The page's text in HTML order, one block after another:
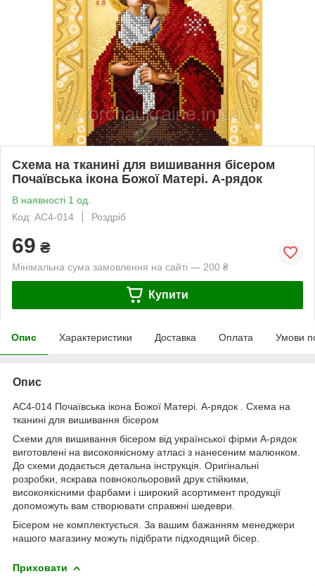
Схема на тканині для вишивання бісером
Почаївська ікона Божої Матері. А-рядок
В наявності 1 од.
Код: АС4-014
Роздріб
69 ₴
Мінімальна сума замовлення на сайті — 200 ₴
Купити
Опис Характеристики Доставка Оплата Умови
Опис
AC4-014 Почаївська ікона Божої Матері. А-рядок . Схема на
тканині для вишивання бісером
Схеми для вишивання бісером від української фірми А-рядок
виготовлені на високоякісному атласі з нанесеним малюнком.
До схеми додається детальна інструкція. Оригінальні
розробки, яскрава повнокольоровий друк стійкими,
високоякісними фарбами і широкий асортимент продукції
допоможуть вам створювати справжні шедеври.
Бісером не комплектується. За вашим бажанням менеджери
нашого магазину можуть підібрати підходящий бісер.
Приховати